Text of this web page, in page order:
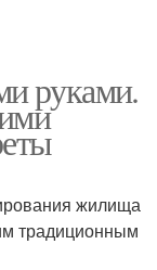
руками.
жилища
традиционным